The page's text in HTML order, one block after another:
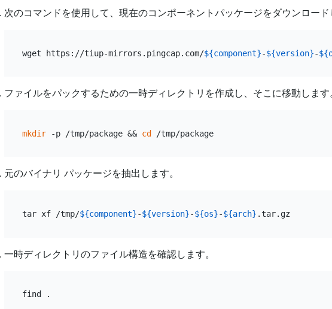
次のコマンドを使用して、現在のコンポーネントパッケージをダウンロード
wget https://tiup-mirrors.pingcap.com/${component}-${version}-
ファイルをパックするための一時ディレクトリを作成し、そこに移動します
mkdir -p /tmp/package && cd /tmp/package
元のバイナリ パッケージを抽出します。
tar xf /tmp/${component}-${version}-${os}-${arch} .tar.gz
一時ディレクトリのファイル構造を確認します。